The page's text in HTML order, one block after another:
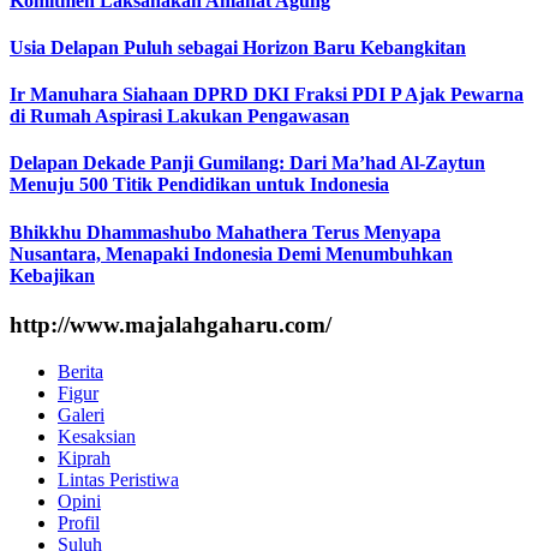
Usia Delapan Puluh sebagai Horizon Baru Kebangkitan
Ir Manuhara Siahaan DPRD DKI Fraksi PDI P Ajak Pewarna
di Rumah Aspirasi Lakukan Pengawasan
Delapan Dekade Panji Gumilang: Dari Ma’had Al-Zaytun
Menuju 500 Titik Pendidikan untuk Indonesia
Bhikkhu Dhammashubo Mahathera Terus Menyapa
Nusantara, Menapaki Indonesia Demi Menumbuhkan
Kebajikan
http://www.majalahgaharu.com/
Berita
Figur
Galeri
Kesaksian
Kiprah
Lintas Peristiwa
Opini
Profil
Suluh